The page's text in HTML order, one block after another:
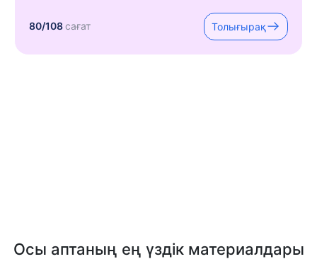
80/108сағат Толығырақ
Осы аптаның ең үздік материалдары